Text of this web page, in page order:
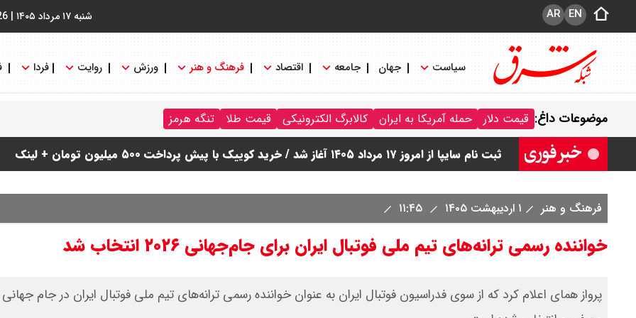
شنبه ۱۷ مرداد ۱۴۰۵ | EN
AR
سیاست جهان جامعه اقتصاد فرهنگ و هنر ورزش روایت فردا
موضوعات داغ: قیمت دلار حمله آمریکا به ایران کالابرگ الکترونیکی قیمت طلا تنگه هرمز
قیمت محصولات سایپا امروز شنبه ۱۷ مرداد ۱۴۰۵ / قیمت اطلس چند؟ + جدول
قیمت محصولات ایران خودرو امروز شنبه ۱۷ مرداد ۱۴۰۵ / قیمت دنا چند ؟ + جدول
ثبت نام سایپا از امروز ۱۷ مرداد ۱۴۰۵ آغاز شد / خرید کوییک با پیش پرداخت ۵۰۰ میلیون تومان + لینک
قیمت سکه امامی امروز شنبه ۱۷ مرداد ۱۴۰۵ اعلام شد/ صعود قیمت سکه
فرهنگ و هنر ۱ اردیبهشت ۱۴۰۵
خواننده رسمی ترانه‌های تیم ملی فوتبال ایران برای جام‌جهانی ۲۰۲۶ انتخاب شد